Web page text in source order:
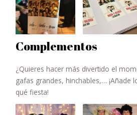
Complementos
¿Quieres hacer más divertido el
gafas grandes, hinchables,… ¡Añade
qué fiesta!